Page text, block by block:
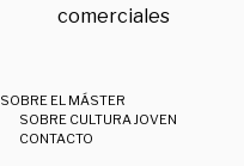
comerciales
SOBRE EL MÁSTER
SOBRE CULTURA JOVEN
CONTACTO